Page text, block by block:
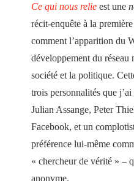
Ce qui nous relieest une
récit-enquête à la
comment l’apparition du
développement du
société et la politique.
trois personnalités que
Julian Assange, Peter
Facebook, et un
préférence lui-même
« chercheur de vérité » –
anonyme.